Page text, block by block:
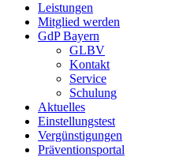
Leistungen
Mitglied werden
GdP Bayern
GLBV
Kontakt
Service
Schulung
Aktuelles
Einstellungstest
Vergünstigungen
Präventionsportal